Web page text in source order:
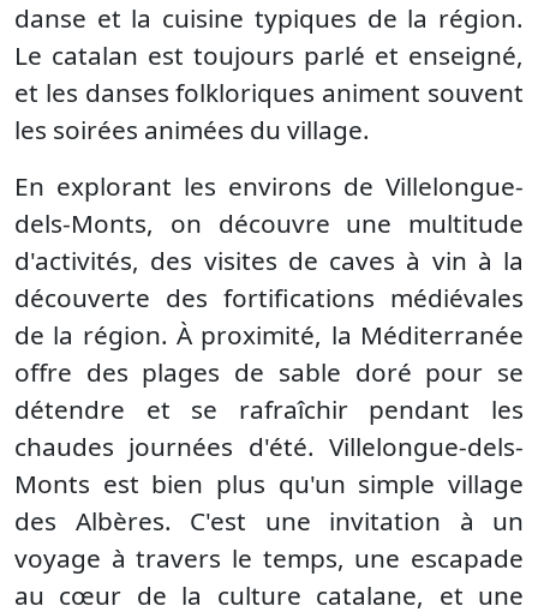
danse et la cuisine typiques de la région.
Le catalan est toujours parlé et enseigné,
et les danses folkloriques animent souvent
les soirées animées du village.
En explorant les environs de Villelongue-
dels-Monts, on découvre une multitude
d'activités, des visites de caves à vin à la
découverte des fortifications médiévales
de la région. À proximité, la Méditerranée
offre des plages de sable doré pour se
détendre et se rafraîchir pendant les
chaudes journées d'été. Villelongue-dels-
Monts est bien plus qu'un simple village
des Albères. C'est une invitation à un
voyage à travers le temps, une escapade
au cœur de la culture catalane, et une